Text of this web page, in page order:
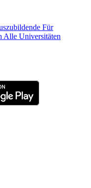
Für
Alle Universitäten